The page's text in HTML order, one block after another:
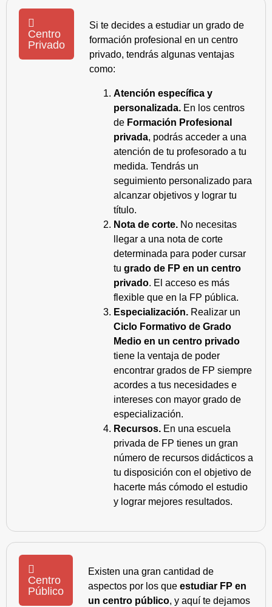
Centro
Privado
Si te decides a estudiar un grado de
formación profesional en un centro
privado, tendrás algunas ventajas
como:
Atención específica y
personalizada. En los centros
de Formación Profesional
privada, podrás acceder a una
atención de tu profesorado a tu
medida. Tendrás un
seguimiento personalizado para
alcanzar objetivos y lograr tu
título.
Nota de corte. No necesitas
llegar a una nota de corte
determinada para poder cursar
tu grado de FP en un centro
privado. El acceso es más
flexible que en la FP pública.
Especialización. Realizar un
Ciclo Formativo de Grado
Medio en un centro privado
tiene la ventaja de poder
encontrar grados de FP siempre
acordes a tus necesidades e
intereses con mayor grado de
especialización.
Recursos. En una escuela
privada de FP tienes un gran
número de recursos didácticos a
tu disposición con el objetivo de
hacerte más cómodo el estudio
y lograr mejores resultados.
Centro
Público
Existen una gran cantidad de
aspectos por los que estudiar FP en
un centro público, y aquí te dejamos